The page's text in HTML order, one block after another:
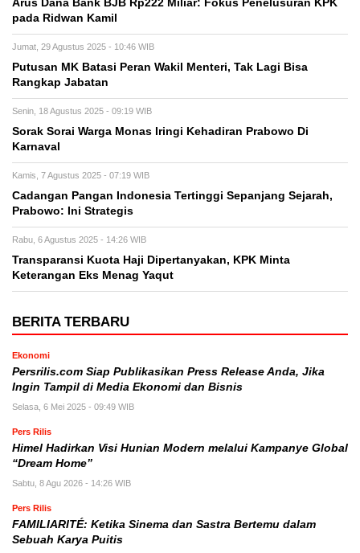
Arus Dana Bank BJB Rp222 Miliar: Fokus Penelusuran KPK
pada Ridwan Kamil
Jumat, 29 Agustus 2025 - 10:46 WIB
Putusan MK Batasi Peran Wakil Menteri, Tak Lagi Bisa
Rangkap Jabatan
Senin, 18 Agustus 2025 - 09:19 WIB
Sorak Sorai Warga Monas Iringi Kehadiran Prabowo Di
Karnaval
Kamis, 7 Agustus 2025 - 07:19 WIB
Cadangan Pangan Indonesia Tertinggi Sepanjang Sejarah,
Prabowo: Ini Strategis
Rabu, 6 Agustus 2025 - 14:26 WIB
Transparansi Kuota Haji Dipertanyakan, KPK Minta
Keterangan Eks Menag Yaqut
BERITA TERBARU
Ekonomi
Persrilis.com Siap Publikasikan Press Release Anda, Jika
Ingin Tampil di Media Ekonomi dan Bisnis
Selasa, 6 Mei 2025 - 09:49 WIB
Pers Rilis
Himel Hadirkan Visi Hunian Modern melalui Kampanye Global
“Dream Home”
Sabtu, 8 Agu 2026 - 14:26 WIB
Pers Rilis
FAMILIARITÉ: Ketika Sinema dan Sastra Bertemu dalam
Sebuah Karya Puitis